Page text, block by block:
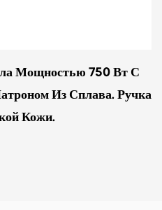
Мощностью 750 Вт С
Из Сплава. Ручка
Кожи.